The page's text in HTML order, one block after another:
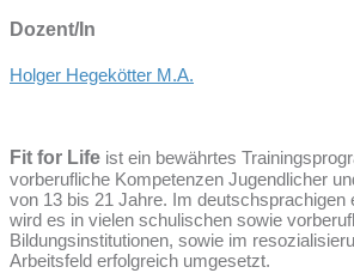
Dozent/In
Holger Hegekötter M.A.
Fit for Life ist ein bewährtes
vorberufliche Kompetenzen Jugendlicher
von 13 bis 21 Jahre. Im deutschsprachigen
wird es in vielen schulischen sowie
Bildungsinstitutionen, sowie im
Arbeitsfeld erfolgreich umgesetzt.